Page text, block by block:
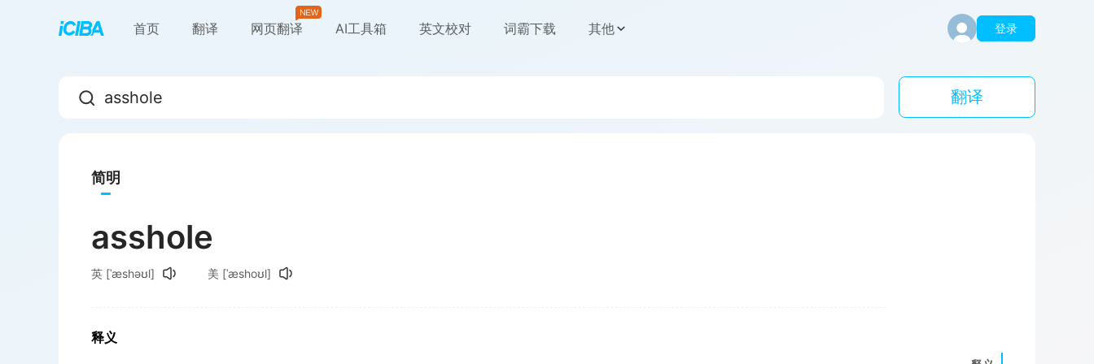
首页 翻译 网页翻译 AI工具箱 英文校对 词霸下载 其他 登录
翻译
简明
asshole
英 [ˈæshəʊl] 美 [ˈæshoʊl]
释义